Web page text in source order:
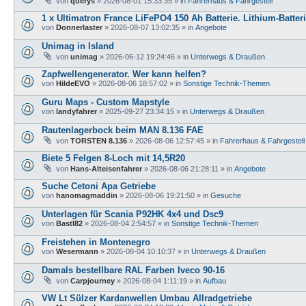
1 x Ultimatron France LiFePO4 150 Ah Batterie. Lithium-
von Donnerlaster » 2026-08-07 13:02:35 » in Angebote
Unimag in Island
von unimag » 2026-06-12 19:24:46 » in Unterwegs & Draußen
Zapfwellengenerator. Wer kann helfen?
von HildeEVO » 2026-08-06 18:57:02 » in Sonstige Technik-Themen
Guru Maps - Custom Mapstyle
von landyfahrer » 2025-09-27 23:34:15 » in Unterwegs & Draußen
Rautenlagerbock beim MAN 8.136 FAE
von TORSTEN 8.136 » 2026-08-06 12:57:45 » in Fahrerhaus & Fahrgestell
Biete 5 Felgen 8-Loch mit 14,5R20
von Hans-Alteisenfahrer » 2026-08-06 21:28:11 » in Angebote
Suche Cetoni Apa Getriebe
von hanomagmaddin » 2026-08-06 19:21:50 » in Gesuche
Unterlagen für Scania P92HK 4x4 und Dsc9
von Bastl82 » 2026-08-04 2:54:57 » in Sonstige Technik-Themen
Freistehen in Montenegro
von Wesermann » 2026-08-04 10:10:37 » in Unterwegs & Draußen
Damals bestellbare RAL Farben Iveco 90-16
von Carpjourney » 2026-08-04 1:11:19 » in Aufbau
VW Lt Sülzer Kardanwellen Umbau Allradgetriebe